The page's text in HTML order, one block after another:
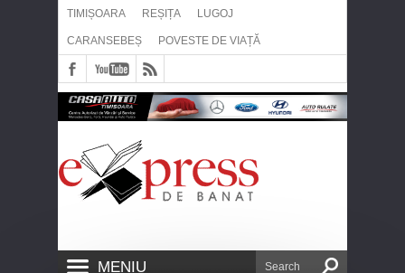
TIMIȘOARA REȘIȚA LUGOJ
CARANSEBEȘ POVESTE DE VIAȚĂ
MENIU